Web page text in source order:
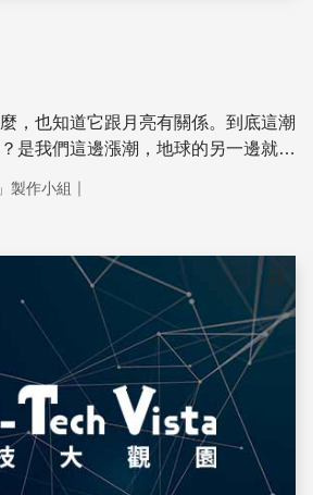
，也知道它跟月亮有關係。到底這潮
是我們這邊漲潮，地球的另一邊就退
製作小組 ｜
儲存